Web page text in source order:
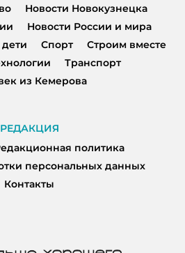
Новости Новокузнецка
Новости России и мира
Спорт
Строим вместе
Транспорт
из Кемерова
РЕДАКЦИЯ
политика
персональных данных
Контакты